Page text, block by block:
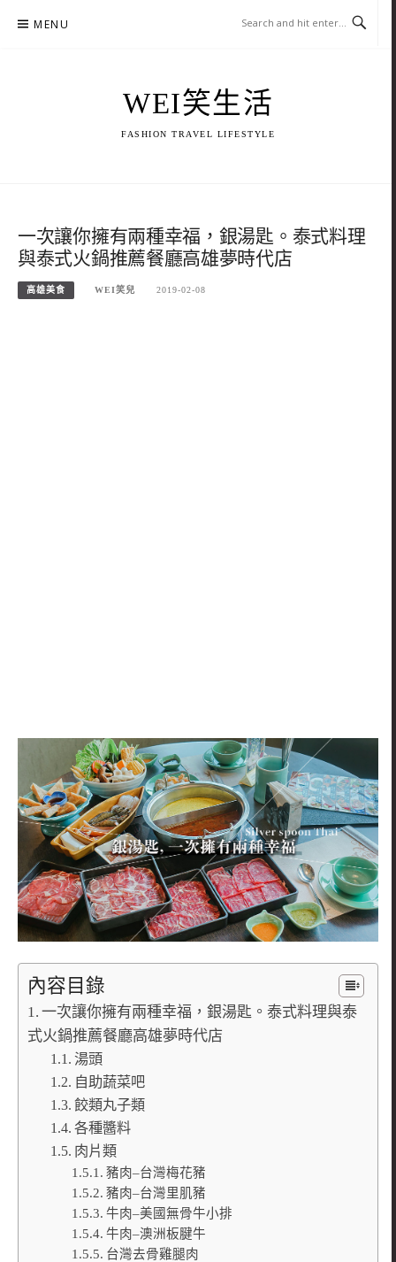
MENU
WEI笑生活
FASHION TRAVEL LIFESTYLE
一次讓你擁有兩種幸福，銀湯匙。泰式料理
與泰式火鍋推薦餐廳高雄夢時代店
高雄美食 WEI笑兒 2019-02-08
內容目錄
一次讓你擁有兩種幸福，銀湯匙。泰式料理與泰
式火鍋推薦餐廳高雄夢時代店
湯頭
自助蔬菜吧
餃類丸子類
各種醬料
肉片類
豬肉–台灣梅花豬
豬肉–台灣里肌豬
牛肉–美國無骨牛小排
牛肉–澳洲板腱牛
台灣去骨雞腿肉